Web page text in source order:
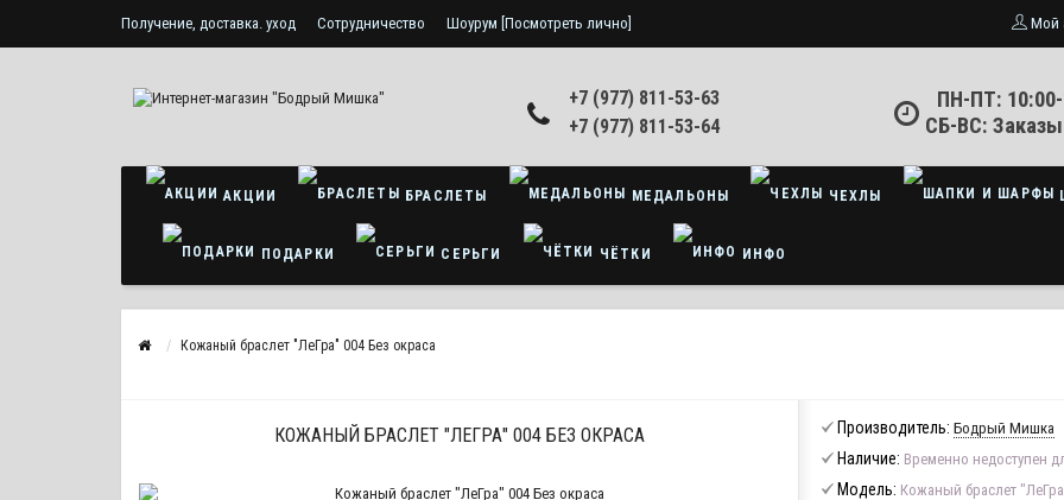
Получение, доставка. уход Сотрудничество Шоурум [Посмотреть лично] Мой
+7 (977) 811-53-63
+7 (977) 811-53-64
ПН-ПТ:
СБ-ВС:
АКЦИИ БРАСЛЕТЫ МЕДАЛЬОНЫ ЧЕХЛЫ
ПОДАРКИ СЕРЬГИ ЧЁТКИ ИНФО
Кожаный браслет "ЛеГра" 004 Без окраса
КОЖАНЫЙ БРАСЛЕТ "ЛЕГРА" 004 БЕЗ ОКРАСА Производитель: Бодрый Мишка
Наличие: Временно недоступен
Модель: Кожаный браслет